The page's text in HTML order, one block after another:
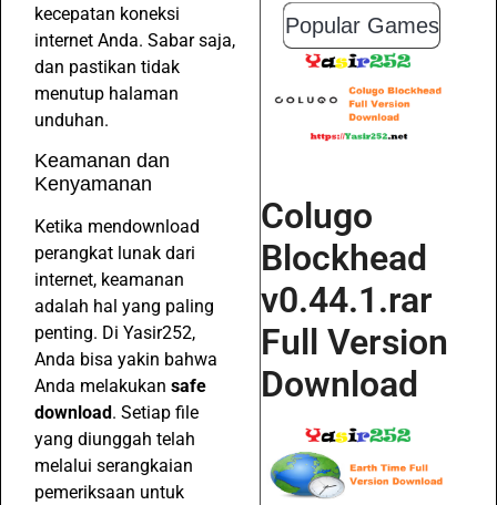
kecepatan koneksi
internet Anda. Sabar saja,
dan pastikan tidak
menutup halaman
unduhan.
Keamanan dan
Kenyamanan
Ketika mendownload
perangkat lunak dari
internet, keamanan
adalah hal yang paling
penting. Di Yasir252,
Anda bisa yakin bahwa
Anda melakukan safe
download . Setiap file
yang diunggah telah
melalui serangkaian
pemeriksaan untuk
Popular Games
Colugo
Blockhead
v0.44.1.rar
Full Version
Download